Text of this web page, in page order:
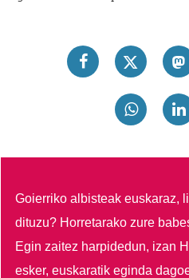
Goierriko albisteak euskaraz,
dituzu? Horretarako zure
Egin zaitez harpidedun, izan
esker, euskaratik eginda